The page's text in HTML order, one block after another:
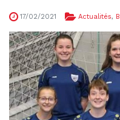
17/02/2021 Actualités,